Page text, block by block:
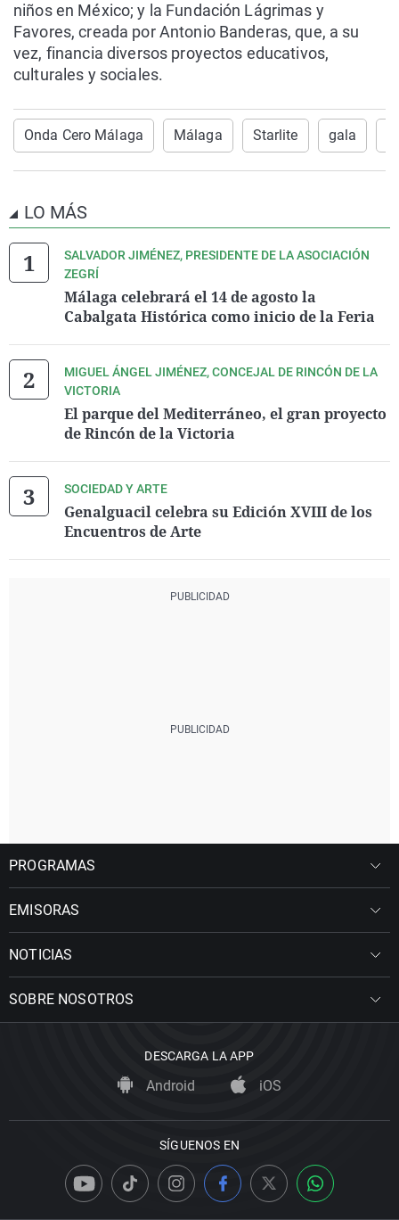
niños en México; y la Fundación Lágrimas y
Favores, creada por Antonio Banderas, que, a su
vez, financia diversos proyectos educativos,
culturales y sociales.
Onda Cero Málaga Málaga Starlite gala
LO MÁS
SALVADOR JIMÉNEZ, PRESIDENTE DE LA ASOCIACIÓN
ZEGRÍ
Málaga celebrará el 14 de agosto la
Cabalgata Histórica como inicio de la Feria
MIGUEL ÁNGEL JIMÉNEZ, CONCEJAL DE RINCÓN DE LA
VICTORIA
El parque del Mediterráneo, el gran proyecto
de Rincón de la Victoria
SOCIEDAD Y ARTE
Genalguacil celebra su Edición XVIII de los
Encuentros de Arte
PROGRAMAS
EMISORAS
NOTICIAS
SOBRE NOSOTROS
DESCARGA LA APP
Android iOS
SÍGUENOS EN